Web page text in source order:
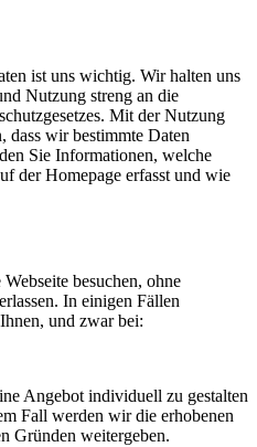
ist uns wichtig. Wir halten uns
Nutzung streng an die
Mit der Nutzung
dass wir bestimmte Daten
Sie Informationen, welche
der Homepage erfasst und wie
besuchen, ohne
In einigen Fällen
und zwar bei:
Angebot individuell zu gestalten
Fall werden wir die erhobenen
Gründen weitergeben.